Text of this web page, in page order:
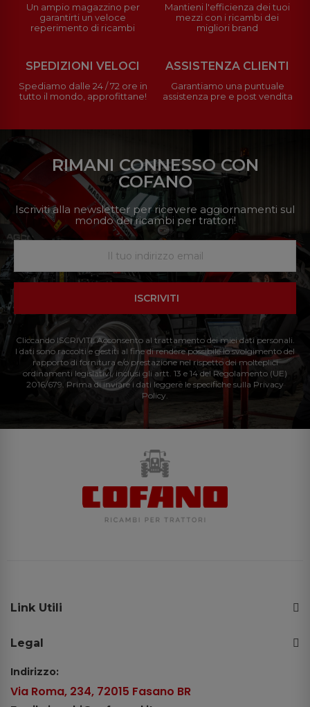
Un ampio magazzino per
garantirti un veloce
reperimento di ricambi
Mantieni l'efficienza dei tuoi
mezzi con i ricambi dei
migliori brand
SPEDIZIONI VELOCI
Spediamo dalle 24 / 72 ore in
tutto il mondo, approfittane!
ASSISTENZA CLIENTI
Garantiamo una puntuale
assistenza pre e post vendita
RIMANI CONNESSO CON
COFANO
Iscriviti alla newsletter per ricevere aggiornamenti sul
mondo dei ricambi per trattori!
ISCRIVITI
Cliccando ISCRIVITI: Acconsento al trattamento dei miei dati personali.
I dati sono raccolti e gestiti al fine di rendere possibile lo svolgimento del
rapporto di fornitura e/o prestazione nel rispetto dei molteplici
ordinamenti legislativi, inclusi gli artt. 13 e 14 del Regolamento (UE)
2016/679. Prima di inviare i dati leggere le specifiche sulla Privacy
Policy.
Link Utili
Legal
Indirizzo:
Via Roma, 234, 72015 Fasano BR